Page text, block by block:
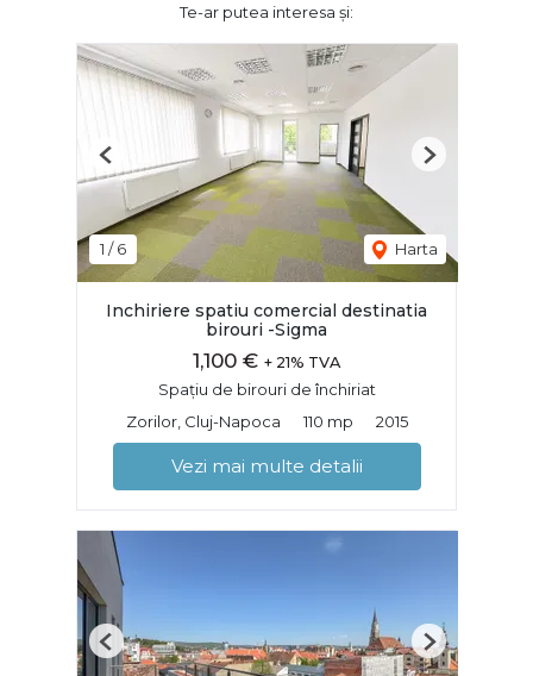
Te-ar putea interesa și:
1 /6 Harta
Previous Next
Inchiriere spatiu comercial destinatia
birouri -Sigma
1,100 € + 21% TVA
Spațiu de birouri de închiriat
Zorilor, Cluj-Napoca
110 mp 2015
Vezi mai multe detalii
Previous Next